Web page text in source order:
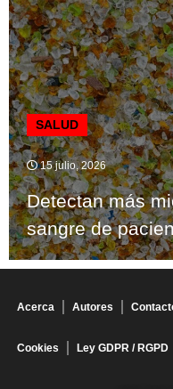
SALUD
15 julio, 2026
Detectan más
sangre de
Acerca Autores
Cookies Ley GDPR / RGPD